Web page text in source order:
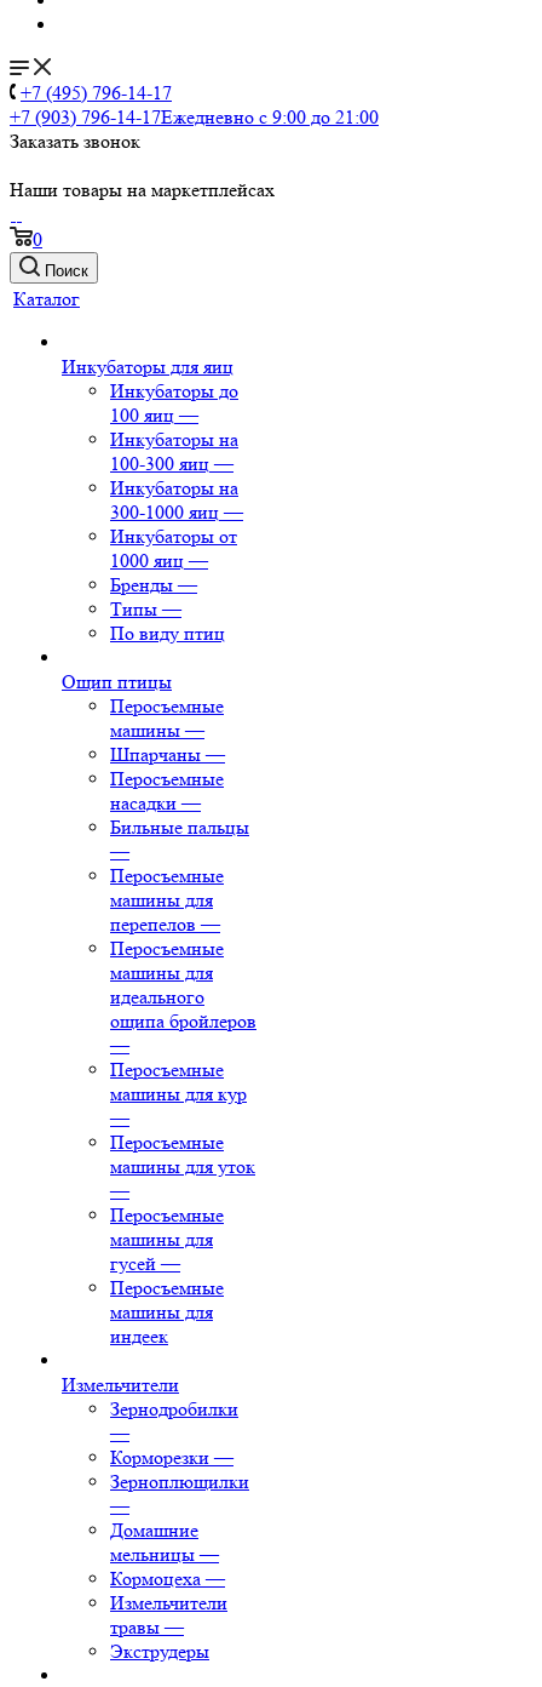
+7 (495) 796-14-17
+7 (903) 796-14-17Ежедневно с 9:00 до 21:00
Заказать звонок
Наши товары на маркетплейсах
0
Поиск
Каталог
Инкубаторы для яиц
Инкубаторы до
100 яиц —
Инкубаторы на
100-300 яиц —
Инкубаторы на
300-1000 яиц —
Инкубаторы от
1000 яиц —
Бренды —
Типы —
По виду птиц
Ощип птицы
Перосъемные
машины —
Шпарчаны —
Перосъемные
насадки —
Бильные пальцы
—
Перосъемные
машины для
перепелов —
Перосъемные
машины для
идеального
ощипа бройлеров
—
Перосъемные
машины для кур
—
Перосъемные
машины для уток
—
Перосъемные
машины для
гусей —
Перосъемные
машины для
индеек
Измельчители
Зернодробилки
—
Корморезки —
Зерноплющилки
—
Домашние
мельницы —
Кормоцеха —
Измельчители
травы —
Экструдеры